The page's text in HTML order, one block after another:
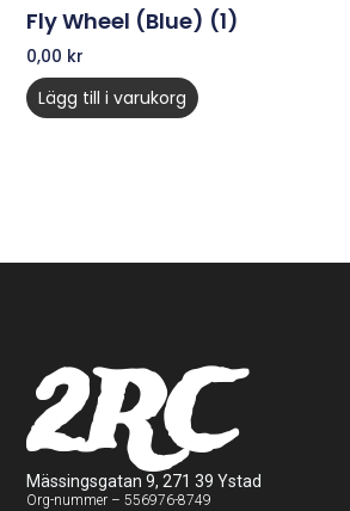
Fly Wheel (Blue) (1)
0,00 kr
Lägg till i varukorg
2RC
Mässingsgatan 9, 271 39 Ystad
Org-nummer – 556976-8749